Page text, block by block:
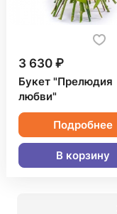
3 630 ₽
Букет "Прелюдия
любви"
Подробнее
В корзину